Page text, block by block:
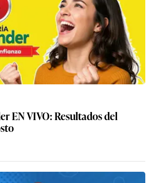
EN VIVO: Resultados del